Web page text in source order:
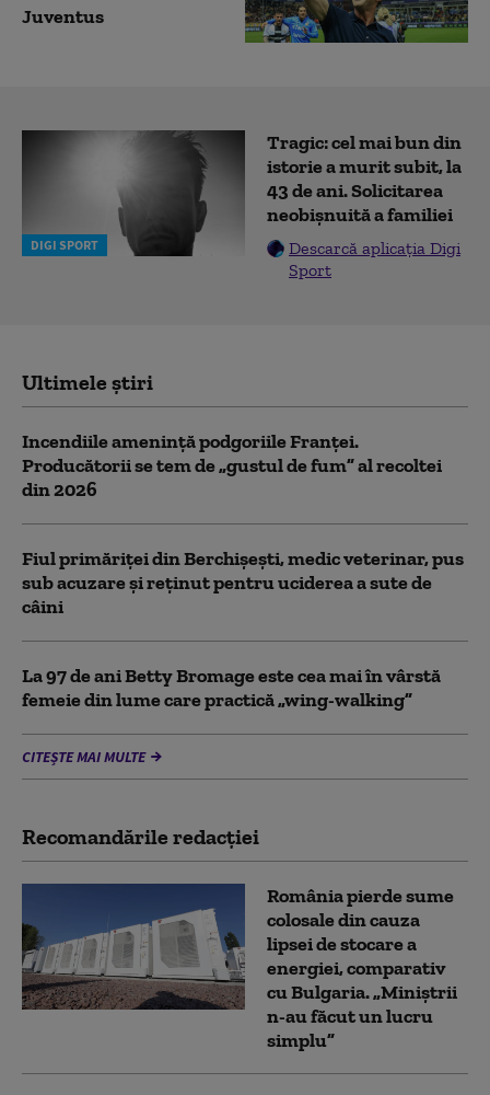
Juventus
DIGI SPORT
Tragic: cel mai bun din
istorie a murit subit, la
43 de ani. Solicitarea
neobișnuită a familiei
Descarcă aplicația Digi
Sport
Ultimele știri
Incendiile amenință podgoriile Franței.
Producătorii se tem de „gustul de fum” al recoltei
din 2026
Fiul primăriţei din Berchişeşti, medic veterinar, pus
sub acuzare şi reţinut pentru uciderea a sute de
câini
La 97 de ani Betty Bromage este cea mai în vârstă
femeie din lume care practică „wing-walking”
CITEȘTE MAI MULTE
Recomandările redacţiei
România pierde sume
colosale din cauza
lipsei de stocare a
energiei, comparativ
cu Bulgaria. „Miniștrii
n-au făcut un lucru
simplu”